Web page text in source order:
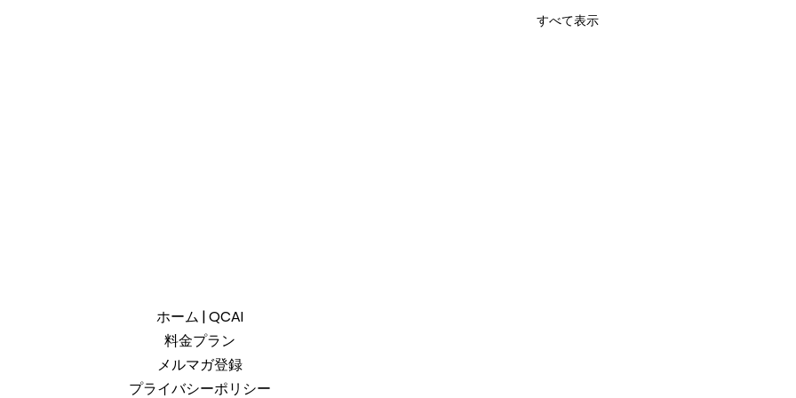
すべて表示
ホーム | QCAI
料金プラン
メルマガ登録
プライバシーポリシー